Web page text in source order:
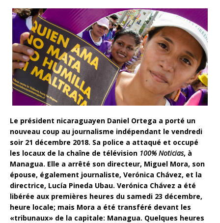
Le président nicaraguayen Daniel Ortega a porté un
nouveau coup au journalisme indépendant le vendredi
soir 21 décembre 2018. Sa police a attaqué et occupé
les locaux de la chaîne de télévision 100% Noticias, à
Managua. Elle a arrêté son directeur, Miguel Mora, son
épouse, également journaliste, Verónica Chávez, et la
directrice, Lucía Pineda Ubau. Verónica Chávez a été
libérée aux premières heures du samedi 23 décembre,
heure locale; mais Mora a été transféré devant les
«tribunaux» de la capitale: Managua. Quelques heures